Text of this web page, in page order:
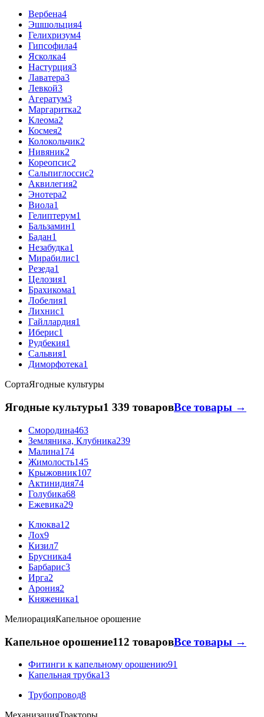
Вербена4
Эшшольция4
Гелихризум4
Гипсофила4
Ясколка4
Настурция3
Лаватера3
Левкой3
Агератум3
Маргаритка2
Клеома2
Космея2
Колокольчик2
Нивяник2
Кореопсис2
Сальпиглоссис2
Аквилегия2
Энотера2
Виола1
Гелиптерум1
Бальзамин1
Бадан1
Незабудка1
Мирабилис1
Резеда1
Целозия1
Брахикома1
Лобелия1
Лихнис1
Гайллардия1
Иберис1
Рудбекия1
Сальвия1
Диморфотека1
СортаЯгодные культуры
Ягодные культуры1 339 товаровВсе товары →
Смородина463
Земляника, Клубника239
Малина174
Жимолость145
Крыжовник107
Актинидия74
Голубика68
Ежевика29
Клюква12
Лох9
Кизил7
Брусника4
Барбарис3
Ирга2
Арония2
Княженика1
МелиорацияКапельное орошение
Капельное орошение112 товаровВсе товары →
Фитинги к капельному орошению91
Капельная трубка13
Трубопровод8